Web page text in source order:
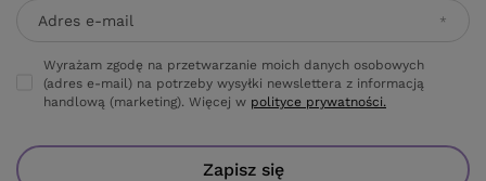
Adres e-mail
Wyrażam zgodę na przetwarzanie moich danych osobowych
(adres e-mail) na potrzeby wysyłki newslettera z informacją
handlową (marketing). Więcej w polityce prywatności.
Zapisz się